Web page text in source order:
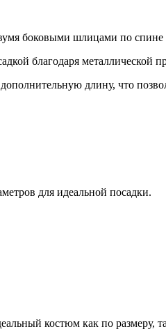
боковыми шлицами по
благодаря металлической
длину, что
для идеальной посадки.
костюм как по размеру,